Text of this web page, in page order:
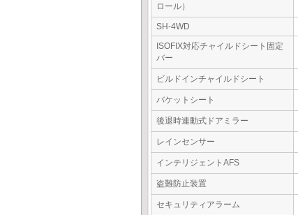
ロール）
SH-4WD
ISOFIX対応チャイルドシート固定
バー
ビルドインチャイルドシート
バケットシート
後退時連動式ドアミラー
レインセンサー
インテリジェントAFS
盗難防止装置
セキュリティアラーム